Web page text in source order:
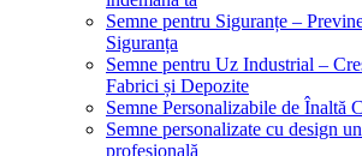
Semne pentru Siguranțe –
Siguranța
Semne pentru Uz Industrial –
Fabrici și Depozite
Semne Personalizabile de Înaltă
Semne personalizate cu design
profesională